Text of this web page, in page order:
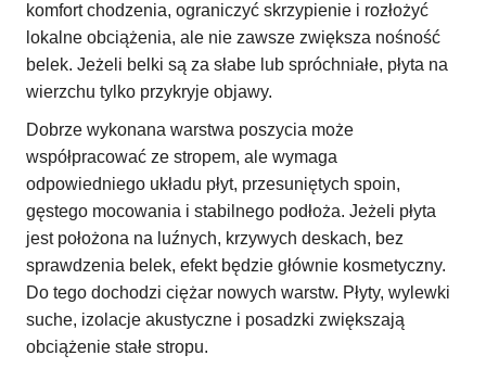
komfort chodzenia, ograniczyć skrzypienie i rozłożyć
lokalne obciążenia, ale nie zawsze zwiększa nośność
belek. Jeżeli belki są za słabe lub spróchniałe, płyta na
wierzchu tylko przykryje objawy.
Dobrze wykonana warstwa poszycia może
współpracować ze stropem, ale wymaga
odpowiedniego układu płyt, przesuniętych spoin,
gęstego mocowania i stabilnego podłoża. Jeżeli płyta
jest położona na luźnych, krzywych deskach, bez
sprawdzenia belek, efekt będzie głównie kosmetyczny.
Do tego dochodzi ciężar nowych warstw. Płyty, wylewki
suche, izolacje akustyczne i posadzki zwiększają
obciążenie stałe stropu.